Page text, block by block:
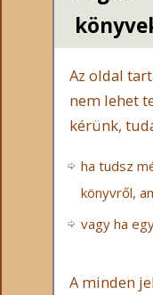
Az oldal
nem lehet
kérünk,
ha tudsz
könyvről,
vagy ha
A minden